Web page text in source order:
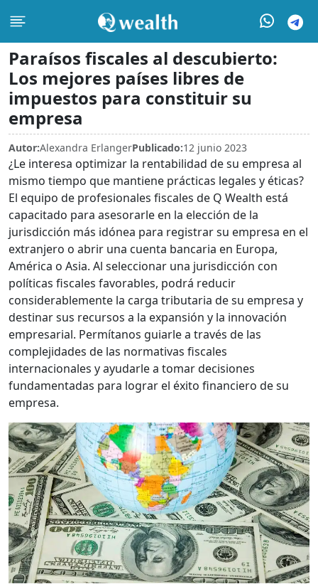
Paraísos fiscales al descubierto:
Los mejores países libres de
impuestos para constituir su
empresa
Autor:Alexandra ErlangerPublicado:12 junio 2023
¿Le interesa optimizar la rentabilidad de su empresa al
mismo tiempo que mantiene prácticas legales y éticas?
El equipo de profesionales fiscales de Q Wealth está
capacitado para asesorarle en la elección de la
jurisdicción más idónea para registrar su empresa en el
extranjero o abrir una cuenta bancaria en Europa,
América o Asia. Al seleccionar una jurisdicción con
políticas fiscales favorables, podrá reducir
considerablemente la carga tributaria de su empresa y
destinar sus recursos a la expansión y la innovación
empresarial. Permítanos guiarle a través de las
complejidades de las normativas fiscales
internacionales y ayudarle a tomar decisiones
fundamentadas para lograr el éxito financiero de su
empresa.